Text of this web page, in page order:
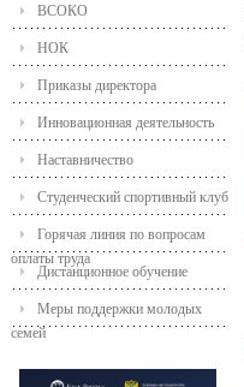
ВСОКО
НОК
Приказы директора
Инновационная деятельность
Наставничество
Студенческий спортивный клуб
Горячая линия по вопросам
оплаты труда
Дистанционное обучение
Меры поддержки молодых
семей